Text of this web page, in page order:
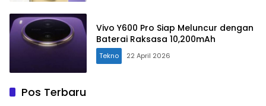
Vivo Y600 Pro Siap Meluncur dengan
Baterai Raksasa 10,200mAh
Tekno 22 April 2026
Pos Terbaru